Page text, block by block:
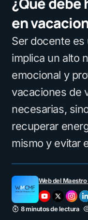
en
Ser docente
implica un alto
emocional y
vacaciones de
necesarias,
recuperar
mismo y evitar
Web del Maestro
8 minutos de lectura